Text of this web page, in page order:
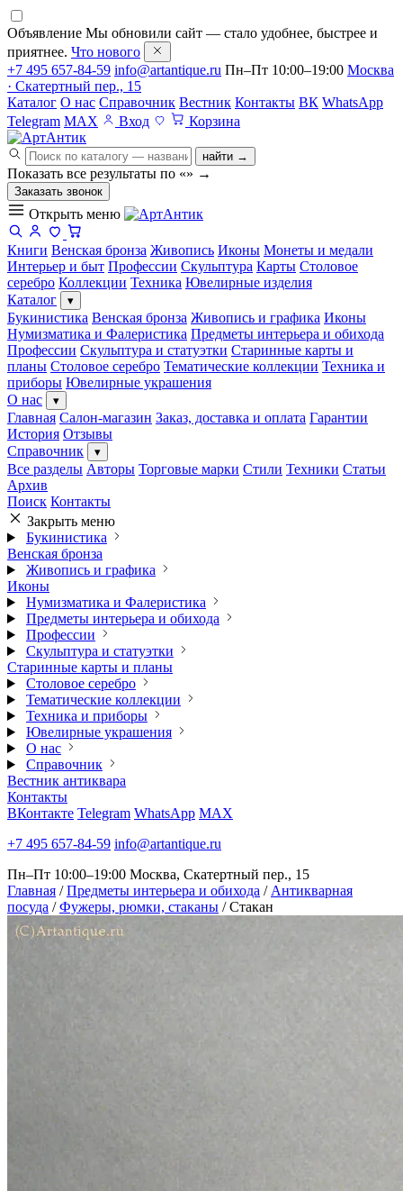
Объявление Мы обновили сайт — стало удобнее, быстрее и
приятнее. Что нового
+7 495 657-84-59 info@artantique.ru Пн–Пт 10:00–19:00 Москва
· Скатертный пер., 15
Каталог О нас Справочник Вестник Контакты ВК WhatsApp
Telegram MAX Вход Корзина
найти →
Показать все результаты по «» →
Заказать звонок
Открыть меню
Книги Венская бронза Живопись Иконы Монеты и медали
Интерьер и быт Профессии Скульптура Карты Столовое
серебро Коллекции Техника Ювелирные изделия
Каталог
▾
Букинистика Венская бронза Живопись и графика Иконы
Нумизматика и Фалеристика Предметы интерьера и обихода
Профессии Скульптура и статуэтки Старинные карты и
планы Столовое серебро Тематические коллекции Техника и
приборы Ювелирные украшения
О нас
▾
Главная Салон-магазин Заказ, доставка и оплата Гарантии
История Отзывы
Справочник
▾
Все разделы Авторы Торговые марки Стили Техники Статьи
Архив
Поиск Контакты
Закрыть меню
Букинистика
Венская бронза
Живопись и графика
Иконы
Нумизматика и Фалеристика
Предметы интерьера и обихода
Профессии
Скульптура и статуэтки
Старинные карты и планы
Столовое серебро
Тематические коллекции
Техника и приборы
Ювелирные украшения
О нас
Справочник
Вестник антиквара
Контакты
ВКонтакте Telegram WhatsApp MAX
+7 495 657-84-59 info@artantique.ru
Пн–Пт 10:00–19:00 Москва, Скатертный пер., 15
Главная / Предметы интерьера и обихода / Антикварная
посуда / Фужеры, рюмки, стаканы / Стакан